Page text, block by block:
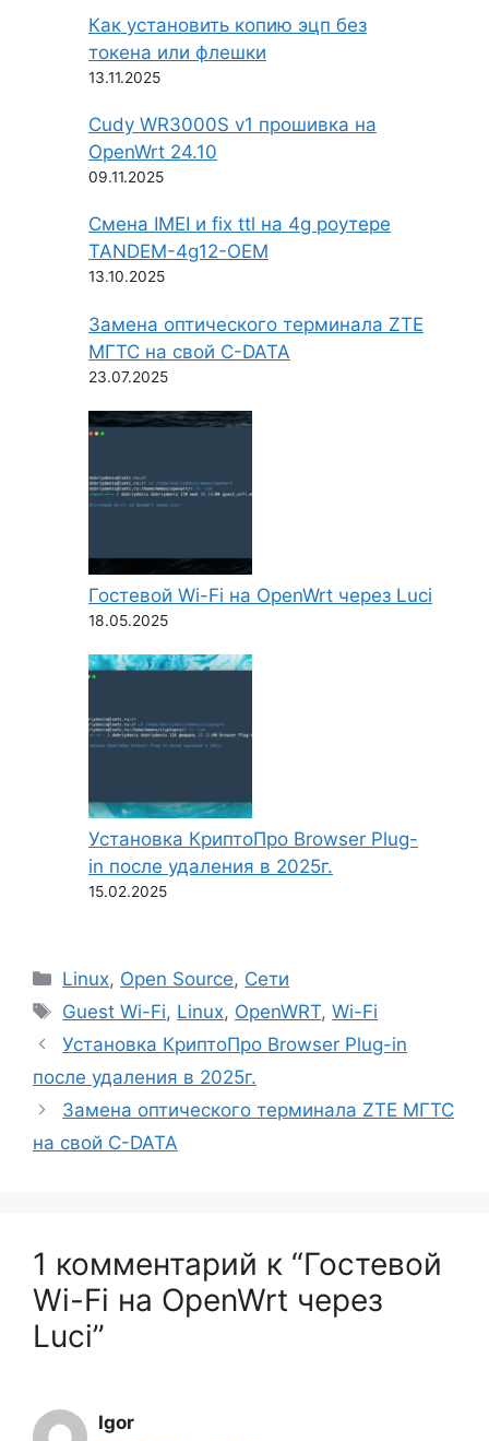
Как установить копию эцп без
токена или флешки
13.11.2025
Cudy WR3000S v1 прошивка на
OpenWrt 24.10
09.11.2025
Смена IMEI и fix ttl на 4g роутере
TANDEM-4g12-OEM
13.10.2025
Замена оптического терминала ZTE
МГТС на свой C-DATA
23.07.2025
Гостевой Wi-Fi на OpenWrt через Luci
18.05.2025
Установка КриптоПро Browser Plug-
in после удаления в 2025г.
15.02.2025
Рубрики
Linux, Open Source, Сети
Метки
Guest Wi-Fi, Linux, OpenWRT,Wi-Fi
Установка КриптоПро Browser Plug-in
после удаления в 2025г.
Замена оптического терминала ZTE МГТС
на свой C-DATA
1 комментарий к “Гостевой
Wi-Fi на OpenWrt через
Luci”
Igor